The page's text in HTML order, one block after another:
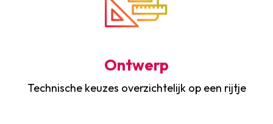
Ontwerp
Technische keuzes overzichtelijk op een rijtje